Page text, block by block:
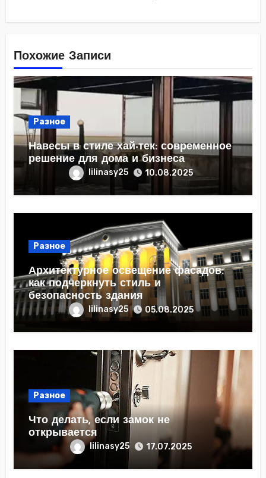
Похожие Записи
Разное
Навесы в стиле хай-тек: современное
решение для дома и бизнеса
lilinasy25 10.08.2025
Разное
Архитектурное освещение фасадов:
как подчеркнуть стиль и
безопасность здания
lilinasy25 05.08.2025
Разное
Что делать, если замок не
открывается
lilinasy25 17.07.2025